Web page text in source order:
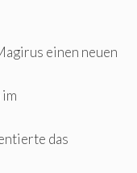
einen neuen
das